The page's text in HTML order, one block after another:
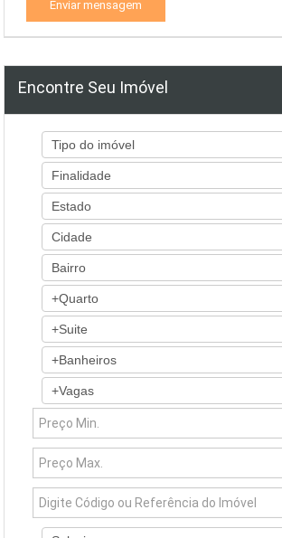
Enviar mensagem
Encontre Seu Imóvel